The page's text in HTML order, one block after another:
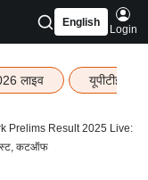
English
Login
लाइव यूपीटीईटी
Prelims Result 2025 Live:
कटऑफ